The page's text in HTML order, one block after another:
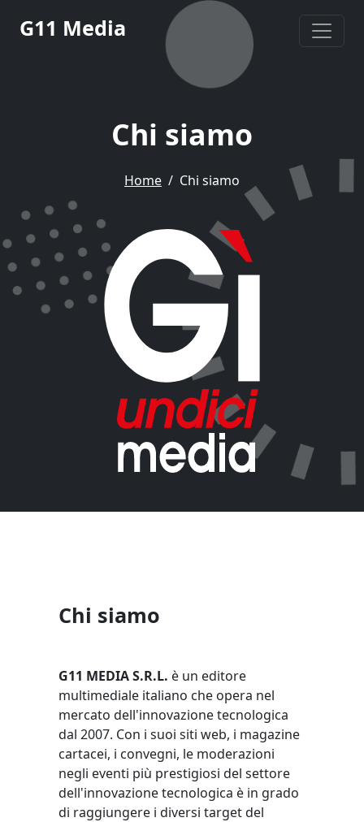
G11 Media
Chi siamo
Home Chi siamo
Chi siamo
G11 MEDIA S.R.L. è un editore
multimediale italiano che opera nel
mercato dell'innovazione tecnologica
dal 2007. Con i suoi siti web, i magazine
cartacei, i convegni, le moderazioni
negli eventi più prestigiosi del settore
dell'innovazione tecnologica è in grado
di raggiungere i diversi target del